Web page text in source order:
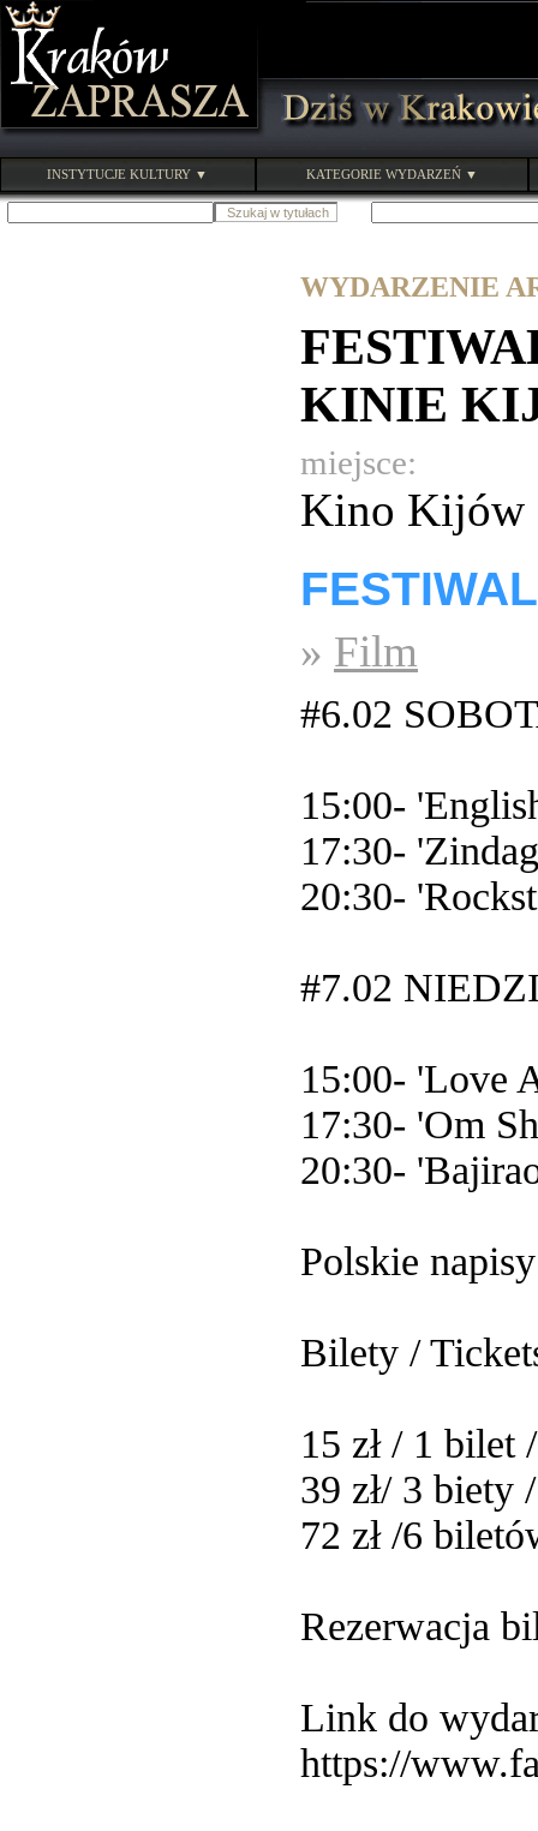
INSTYTUCJE KULTURY ▼ KATEGORIE WYDARZEŃ ▼
WYDARZENIE
KINIE
miejsce:
Kino Kijów
FESTIWAL
» Film
#6.02
15:00-
17:30-
20:30-
#7.02
15:00- 'Love
17:30- 'Om
20:30-
Polskie
Bilety /
15 zł / 1 bilet
39 zł/ 3 biety
72 zł /6
Rezerwacja
Link do
https://